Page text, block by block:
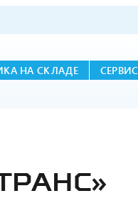
НА СКЛАДЕ СЕРВИС